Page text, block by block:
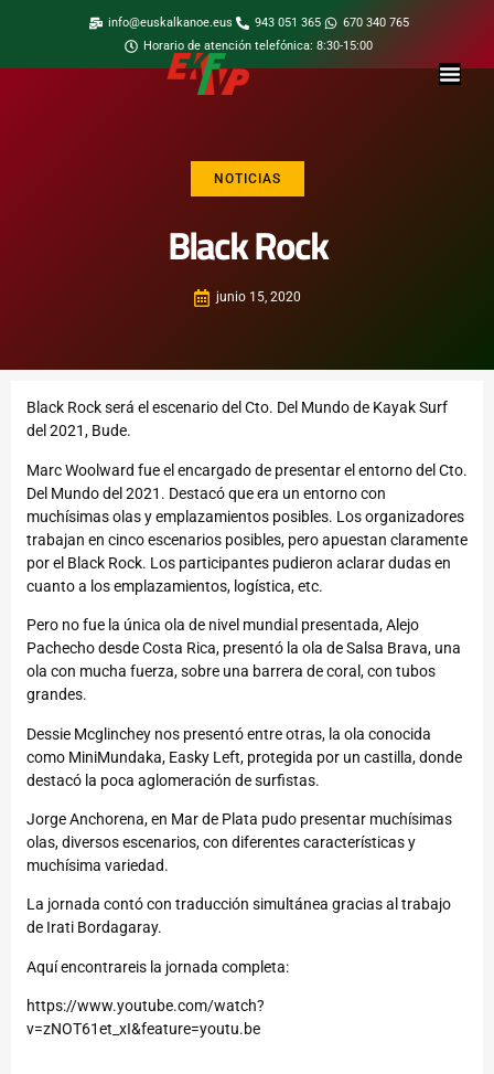
info@euskalkanoe.eus 943 051 365
670 340 765
Horario de atención telefónica: 8:30-15:00
NOTICIAS
Black Rock
junio 15, 2020
Black Rock será el escenario del Cto. Del Mundo de Kayak Surf
del 2021, Bude.
Marc Woolward fue el encargado de presentar el entorno del Cto.
Del Mundo del 2021. Destacó que era un entorno con
muchísimas olas y emplazamientos posibles. Los organizadores
trabajan en cinco escenarios posibles, pero apuestan claramente
por el Black Rock. Los participantes pudieron aclarar dudas en
cuanto a los emplazamientos, logística, etc.
Pero no fue la única ola de nivel mundial presentada, Alejo
Pachecho desde Costa Rica, presentó la ola de Salsa Brava, una
ola con mucha fuerza, sobre una barrera de coral, con tubos
grandes.
Dessie Mcglinchey nos presentó entre otras, la ola conocida
como MiniMundaka, Easky Left, protegida por un castilla, donde
destacó la poca aglomeración de surfistas.
Jorge Anchorena, en Mar de Plata pudo presentar muchísimas
olas, diversos escenarios, con diferentes características y
muchísima variedad.
La jornada contó con traducción simultánea gracias al trabajo
de Irati Bordagaray.
Aquí encontrareis la jornada completa:
https://www.youtube.com/watch?
v=zNOT61et_xI&feature=youtu.be